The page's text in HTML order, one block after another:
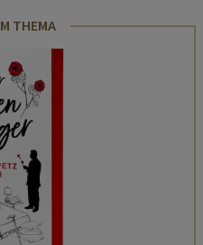
THEMA